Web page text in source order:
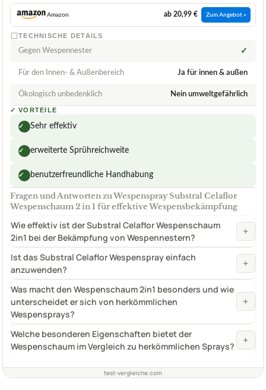
Amazon ab 20,99 € Zum Angebot »
TECHNISCHE DETAILS
Gegen Wespennester ✓
Für den Innen- & Außenbereich Ja für innen & außen
Ökologisch unbedenklich Nein umweltgefährlich
✓ VORTEILE
✓ Sehr effektiv
✓ erweiterte Sprühreichweite
✓ benutzerfreundliche Handhabung
Fragen und Antworten zu Wespenspray Substral Celaflor
Wespenschaum 2 in 1 für effektive Wespensbekämpfung
Wie effektiv ist der Substral Celaflor Wespenschaum
2in1 bei der Bekämpfung von Wespennestern?
+
Ist das Substral Celaflor Wespenspray einfach
anzuwenden?
+
Was macht den Wespenschaum 2in1 besonders und wie
unterscheidet er sich von herkömmlichen
Wespensprays?
+
Welche besonderen Eigenschaften bietet der
Wespenschaum im Vergleich zu herkömmlichen Sprays?
+
test-vergleiche.com